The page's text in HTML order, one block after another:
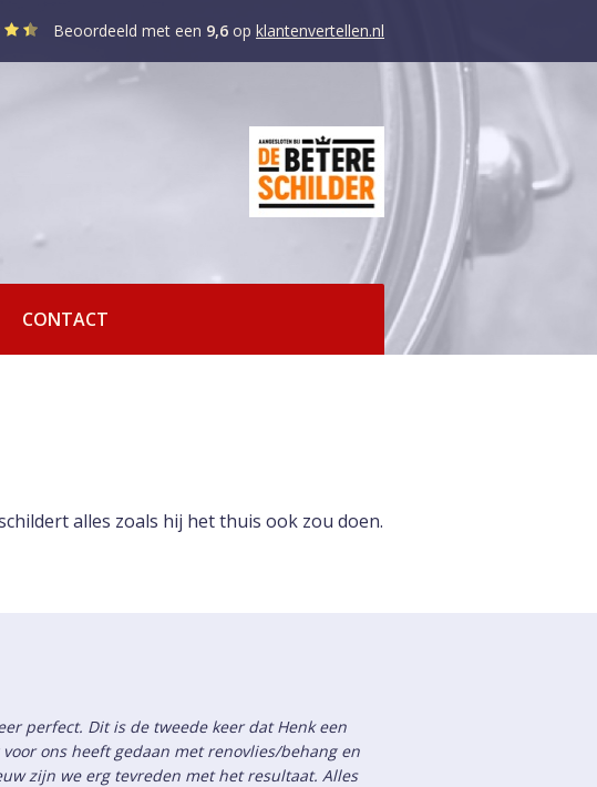
Beoordeeld met een 9,6 op klantenvertellen.nl
CONTACT
alles zoals hij het thuis ook zou doen.
perfect. Dit is de tweede keer dat Henk een
ons heeft gedaan met renovlies/behang en
zijn we erg tevreden met het resultaat. Alles